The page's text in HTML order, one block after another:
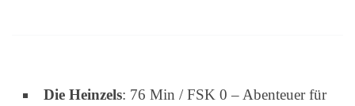
Die Heinzels: 76 Min / FSK 0 – Abenteuer für